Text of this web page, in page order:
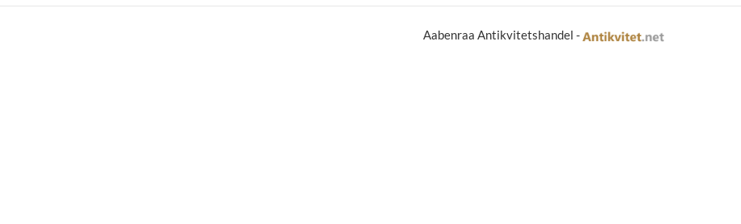
Aabenraa Antikvitetshandel -